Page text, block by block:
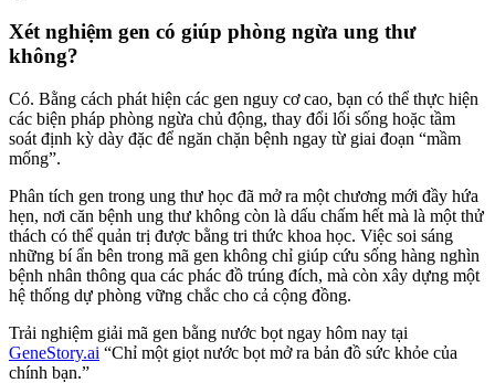
Xét nghiệm gen có giúp phòng ngừa ung thư
không?
Có. Bằng cách phát hiện các gen nguy cơ cao, bạn có thể thực hiện
các biện pháp phòng ngừa chủ động, thay đổi lối sống hoặc tầm
soát định kỳ dày đặc để ngăn chặn bệnh ngay từ giai đoạn “mầm
mống”.
Phân tích gen trong ung thư học đã mở ra một chương mới đầy hứa
hẹn, nơi căn bệnh ung thư không còn là dấu chấm hết mà là một thử
thách có thể quản trị được bằng tri thức khoa học. Việc soi sáng
những bí ẩn bên trong mã gen không chỉ giúp cứu sống hàng nghìn
bệnh nhân thông qua các phác đồ trúng đích, mà còn xây dựng một
hệ thống dự phòng vững chắc cho cả cộng đồng.
Trải nghiệm giải mã gen bằng nước bọt ngay hôm nay tại
GeneStory.ai “Chỉ một giọt nước bọt mở ra bản đồ sức khỏe của
chính bạn.”